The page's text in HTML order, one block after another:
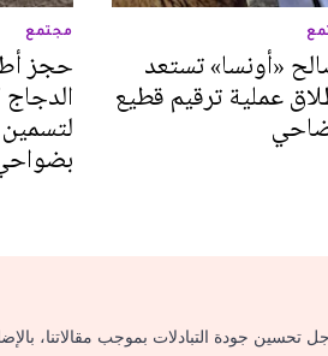
«أونسا» تستعد
عملية ترقيم قطيع
مجتمع
حجز
تحسين جودة التبادلات بموجب مقالاتنا،